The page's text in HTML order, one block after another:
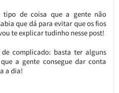
tipo de coisa que a gente não
que dá para evitar que os fios
te explicar tudinho nesse post!
complicado: basta ter alguns
a gente consegue dar conta
a dia!